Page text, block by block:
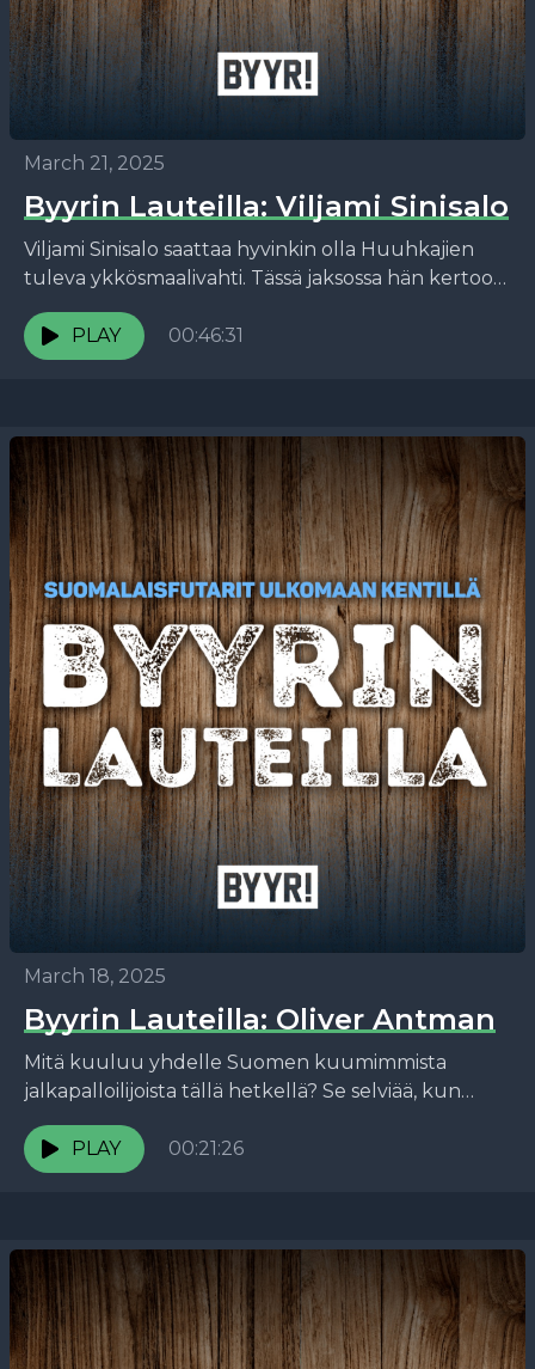
March 21, 2025
Byyrin Lauteilla: Viljami Sinisalo
Viljami Sinisalo saattaa hyvinkin olla Huuhkajien
tuleva ykkösmaalivahti. Tässä jaksossa hän kertoo
tuoreimmat kuulumiset maajoukkueleiriltä,
muistelee juniorivuosiaan Hyvinkäällä ja avaa
tarkemmin Celtic-siirtonsa taustoja.
PLAY 00:46:31
March 18, 2025
Byyrin Lauteilla: Oliver Antman
Mitä kuuluu yhdelle Suomen kuumimmista
jalkapalloilijoista tällä hetkellä? Se selviää, kun
kuuntelet Byyrin Lauteilla -podcastin kuudennen
jakson, jossa vieraana on Oliver Antman. Jaksosta
jouduttiin...
PLAY 00:21:26